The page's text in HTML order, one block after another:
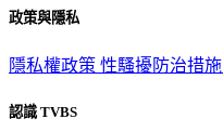
政策與隱私
隱私權政策 性騷擾防治措施
認識 TVBS